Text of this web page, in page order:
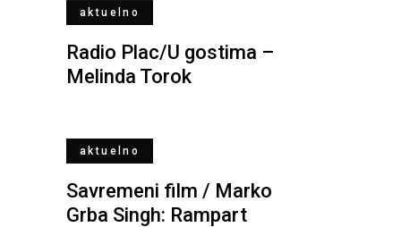
aktuelno
Radio Plac/U gostima –
Melinda Torok
aktuelno
Savremeni film / Marko
Grba Singh: Rampart